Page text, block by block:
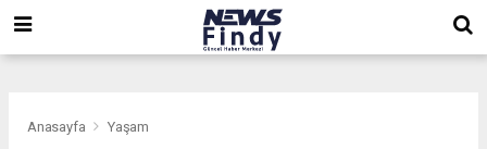
Anasayfa Yaşam